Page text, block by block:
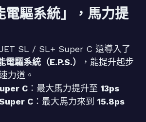
電驅系統」，馬力提
SL / SL+ Super C 還導入了
電驅系統（E.P.S.）
，能提升起步
力道。
C ：最大馬力提升至 13ps
C ：最大馬力來到 15.8ps